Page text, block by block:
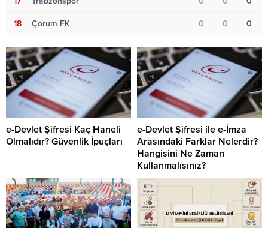
18 Çorum FK 0 0 0
e-Devlet Şifresi Kaç Haneli
Olmalıdır? Güvenlik İpuçları
e-Devlet Şifresi ile e-İmza
Arasındaki Farklar Nelerdir?
Hangisini Ne Zaman
Kullanmalısınız?